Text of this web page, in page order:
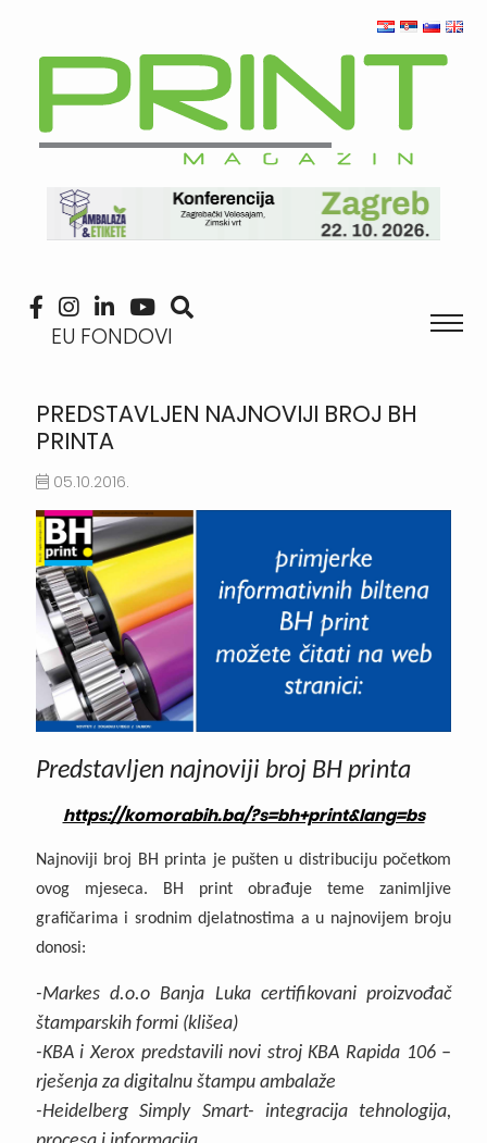
EU FONDOVI
PREDSTAVLJEN NAJNOVIJI BROJ BH
PRINTA
05.10.2016.
Predstavljen najnoviji broj BH printa
https://komorabih.ba/?s=bh+print&lang=bs
Najnoviji broj BH printa je pušten u distribuciju početkom
ovog mjeseca. BH print obrađuje teme zanimljive
grafičarima i srodnim djelatnostima a u najnovijem broju
donosi:
-Markes d.o.o Banja Luka certifikovani proizvođač
štamparskih formi (klišea)
-KBA i Xerox predstavili novi stroj KBA Rapida 106 –
rješenja za digitalnu štampu ambalaže
-Heidelberg Simply Smart- integracija tehnologija,